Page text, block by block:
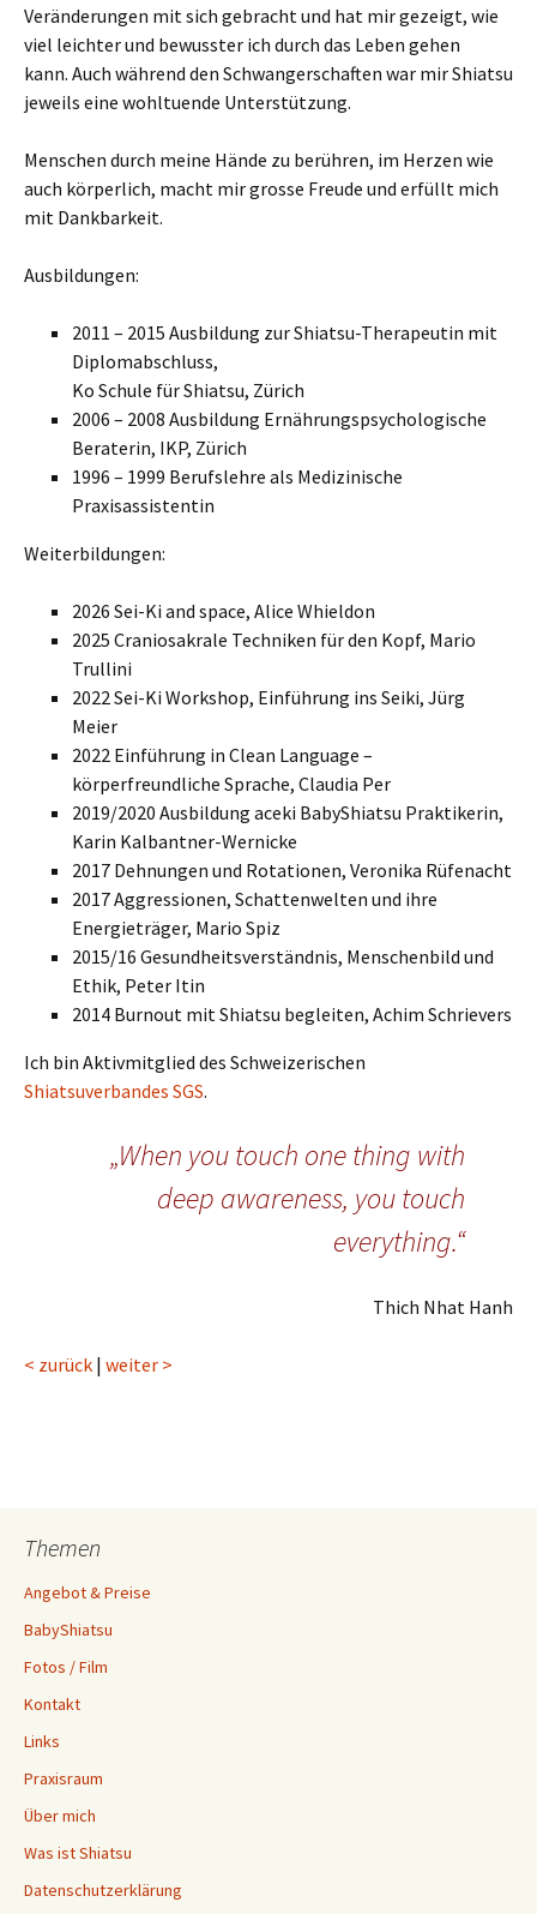
Veränderungen mit sich gebracht und hat mir gezeigt, wie
viel leichter und bewusster ich durch das Leben gehen
kann. Auch während den Schwangerschaften war mir Shiatsu
jeweils eine wohltuende Unterstützung.
Menschen durch meine Hände zu berühren, im Herzen wie
auch körperlich, macht mir grosse Freude und erfüllt mich
mit Dankbarkeit.
Ausbildungen:
2011 – 2015 Ausbildung zur Shiatsu-Therapeutin mit
Diplomabschluss,
Ko Schule für Shiatsu, Zürich
2006 – 2008 Ausbildung Ernährungspsychologische
Beraterin, IKP, Zürich
1996 – 1999 Berufslehre als Medizinische
Praxisassistentin
Weiterbildungen:
2026 Sei-Ki and space, Alice Whieldon
2025 Craniosakrale Techniken für den Kopf, Mario
Trullini
2022 Sei-Ki Workshop, Einführung ins Seiki, Jürg
Meier
2022 Einführung in Clean Language –
körperfreundliche Sprache, Claudia Per
2019/2020 Ausbildung aceki BabyShiatsu Praktikerin,
Karin Kalbantner-Wernicke
2017 Dehnungen und Rotationen, Veronika Rüfenacht
2017 Aggressionen, Schattenwelten und ihre
Energieträger, Mario Spiz
2015/16 Gesundheitsverständnis, Menschenbild und
Ethik, Peter Itin
2014 Burnout mit Shiatsu begleiten, Achim Schrievers
Ich bin Aktivmitglied des Schweizerischen
Shiatsuverbandes SGS.
„When you touch one thing with
deep awareness, you touch
everything.“
Thich Nhat Hanh
< zurück | weiter >
Themen
Angebot & Preise
BabyShiatsu
Fotos / Film
Kontakt
Links
Praxisraum
Über mich
Was ist Shiatsu
Datenschutzerklärung